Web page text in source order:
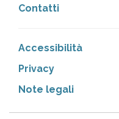
Contatti
Accessibilità
Privacy
Note legali